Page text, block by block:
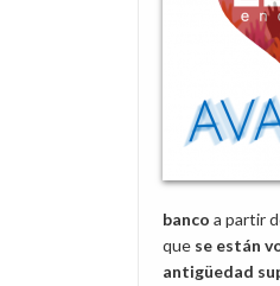
banco a partir
que se están
antigüedad